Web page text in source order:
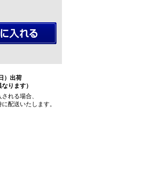
）出荷
ります）
れる場合、
配送いたします。